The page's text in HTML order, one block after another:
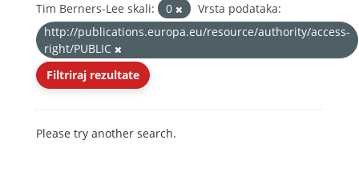
Tim Berners-Lee skali:
0
Vrsta podataka:
http://publications.europa.eu/resource/authority/access-
right/PUBLIC
Filtriraj rezultate
Please try another search.